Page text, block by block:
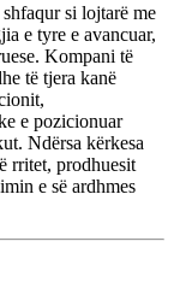
si lojtarë me
e tyre e avancuar,
Kompani të
të tjera kanë
e pozicionuar
Ndërsa kërkesa
rritet, prodhuesit
e së ardhmes